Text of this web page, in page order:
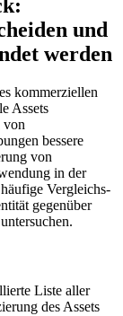
und
werden
kommerziellen
Assets
von
bessere
von
in der
Vergleichs-
gegenüber
Liste aller
des Assets